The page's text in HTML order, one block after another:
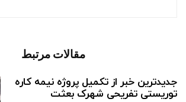
مقالات مرتبط
جدیدترین خبر از تکمیل پروژه نیمه کاره
توریستی تفریحی شهرک بعثت